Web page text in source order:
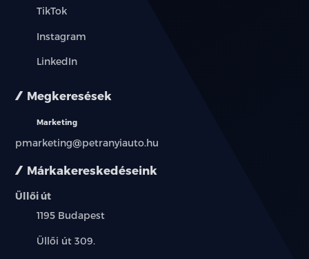
Márkakereskedéseink
Üllői út
Település:
1195 Budapest
Cím:
Üllői út 309.
TikTok
Instagram
LinkedIn
Megkeresések
Marketing
pmarketing@petranyiauto.hu